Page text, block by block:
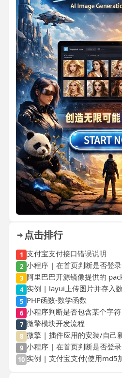
点击排行
1 支付宝支付接口错误说明
2 小程序 | 在首页判断是否登
3 阿里巴巴开源镜像提供的
4 实例 | layui上传图片并存入
5 PHP函数-数学函数
6 小程序判断是否包含某个字符
7 微擎模块开发流程
8 微擎 | 插件应用的安装/自己
9 小程序 | 在首页判断是否登
10 实例 | 支付宝支付(使用md5